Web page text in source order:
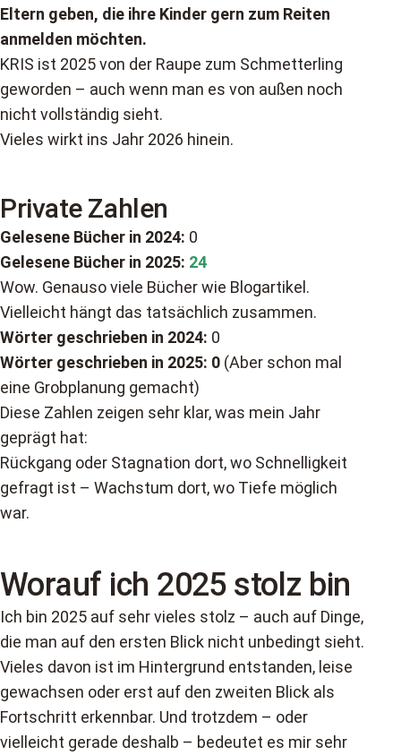
Eltern geben, die ihre Kinder gern zum Reiten
anmelden möchten.
KRIS ist 2025 von der Raupe zum Schmetterling
geworden – auch wenn man es von außen noch
nicht vollständig sieht.
Vieles wirkt ins Jahr 2026 hinein.
Private Zahlen
Gelesene Bücher in 2024: 0
Gelesene Bücher in 2025: 24
Wow. Genauso viele Bücher wie Blogartikel.
Vielleicht hängt das tatsächlich zusammen.
Wörter geschrieben in 2024: 0
Wörter geschrieben in 2025: 0 (Aber schon mal
eine Grobplanung gemacht)
Diese Zahlen zeigen sehr klar, was mein Jahr
geprägt hat:
Rückgang oder Stagnation dort, wo Schnelligkeit
gefragt ist – Wachstum dort, wo Tiefe möglich
war.
Worauf ich 2025 stolz bin
Ich bin 2025 auf sehr vieles stolz – auch auf Dinge,
die man auf den ersten Blick nicht unbedingt sieht.
Vieles davon ist im Hintergrund entstanden, leise
gewachsen oder erst auf den zweiten Blick als
Fortschritt erkennbar. Und trotzdem – oder
vielleicht gerade deshalb – bedeutet es mir sehr